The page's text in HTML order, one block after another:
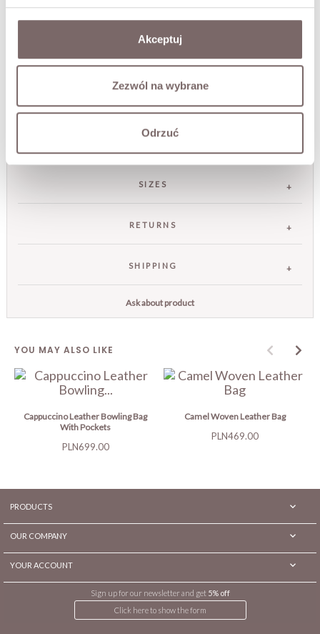
Akceptuj
Zezwól na wybrane
Odrzuć
a versatile accessory that complements elegant and
• Inside: one large compartment with a zip pocket
• Zip closure, padlock included
• Dimensions: 22 x 36 x 14 cm
SIZES
RETURNS
SHIPPING
Ask about product
YOU MAY ALSO LIKE
Cappuccino Leather Bowling Bag
With Pockets
Price
PLN699.00
Camel Woven Leather Bag
Price
PLN469.00
PRODUCTS 
OUR COMPANY 
YOUR ACCOUNT 
Sign up for our newsletter and get 5% off
Click here to show the form